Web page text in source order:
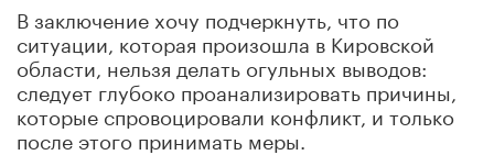
В заключение хочу подчеркнуть, что по
ситуации, которая произошла в Кировской
области, нельзя делать огульных выводов:
следует глубоко проанализировать причины,
которые спровоцировали конфликт, и только
после этого принимать меры.